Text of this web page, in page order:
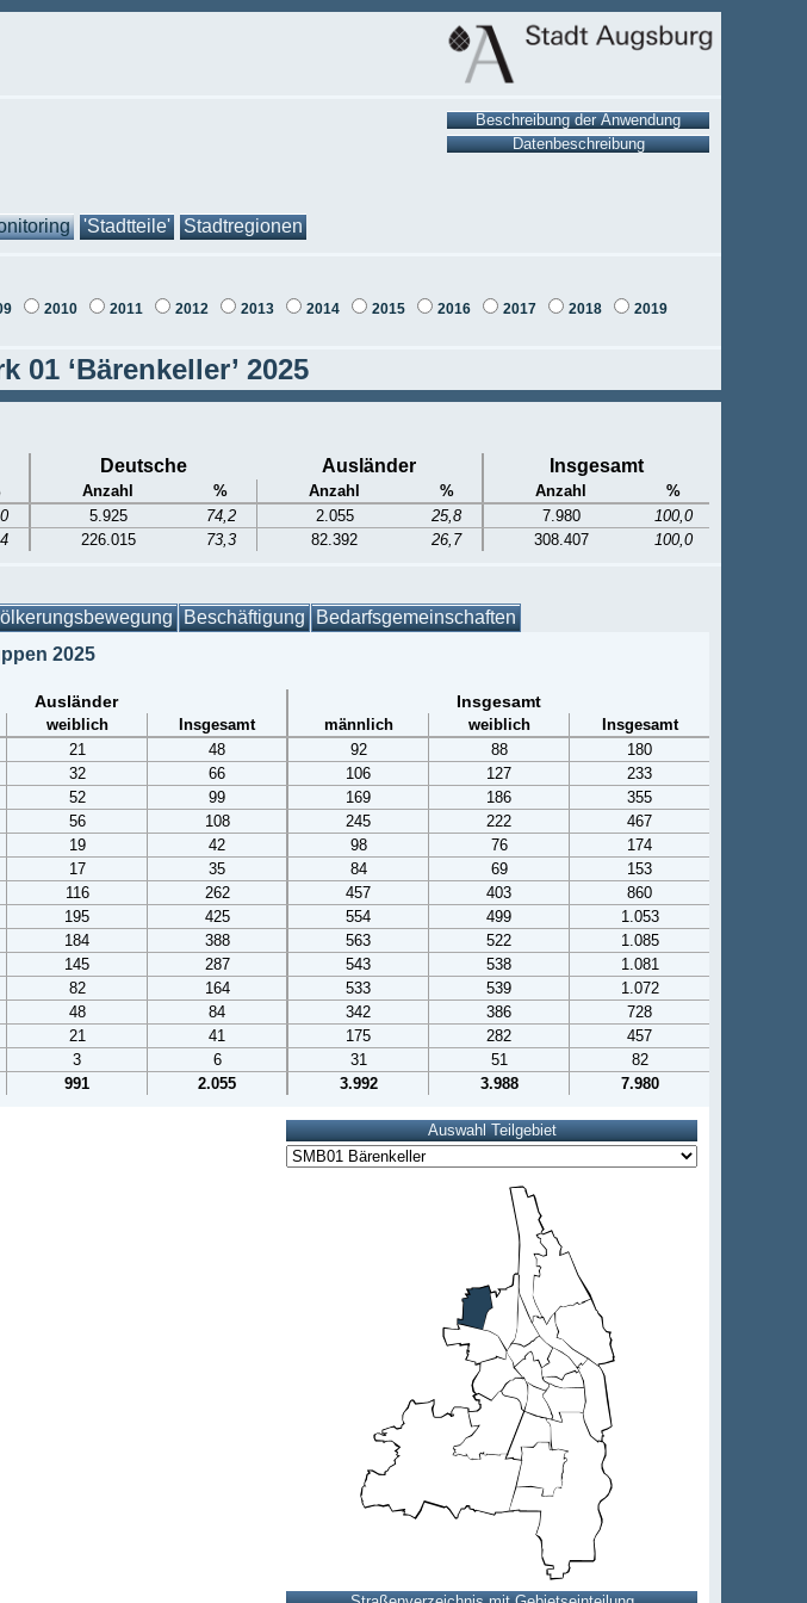
'Stadtteile' Stadtregionen
2010 2011 2012 2013 2014 2015 2016 2017 2018
2019
‘Bärenkeller’ 2025
Deutsche Ausländer Insgesamt
Anzahl % Anzahl % Anzahl
%
5.925 74,2 2.055 25,8 7.980
100,0
226.015 73,3 82.392 26,7 308.407 100,0
Beschäftigung Bedarfsgemeinschaften
2025
Ausländer Insgesamt
weiblich Insgesamt männlich weiblich
Insgesamt
21 48 92 88
180
32 66 106 127
233
52 99 169 186
355
56 108 245 222
467
19 42 98 76
174
17 35 84 69
153
116 262 457 403
860
195 425 554 499
1.053
184 388 563 522
1.085
145 287 543 538
1.081
82 164 533 539
1.072
48 84 342 386
728
21 41 175 282
457
3 6 31 51
82
991 2.055 3.992 3.988 7.980